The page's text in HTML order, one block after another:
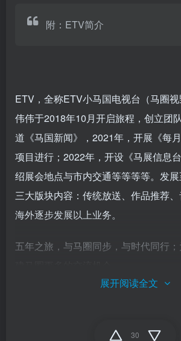
附：ETV简介
ETV，全称ETV小马国电视台（马圈
伟伟于2018年10月开启旅程，创立团
道《马国新闻》，2021年，开展《每
项目进行；2022年，开设《马展信息
绍展会地点与市内交通等等等等。发
三大版块内容：传统放送、作品推荐
海外逐步发展以上业务。
五年之旅，与马圈同步，与时代同行
展开阅读全文
30